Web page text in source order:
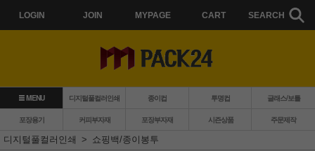
LOGIN JOIN MYPAGE CART SEARCH
MENU 디지털풀컬러인쇄 종이컵 투명컵 글래스/보틀
포장용기 커피부자재 포장부자재 시즌상품
주문제작
디지털풀컬러인쇄
쇼핑백/종이봉투